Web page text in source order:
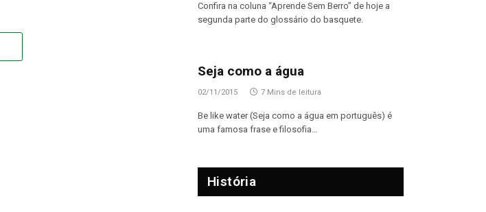
Confira na coluna “Aprende Sem Berro” de hoje a
segunda parte do glossário do basquete.
Seja como a água
02/11/2015 7 Mins de leitura
Be like water (Seja como a água em português) é
uma famosa frase e filosofia…
História